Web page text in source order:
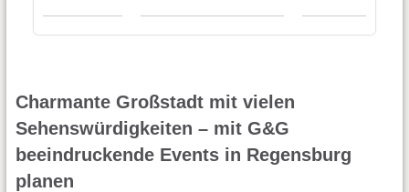
Charmante Großstadt mit vielen
Sehenswürdigkeiten – mit G&G
beeindruckende Events in Regensburg
planen